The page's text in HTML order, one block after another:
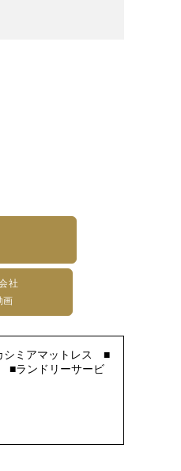
社
画
シミアマットレス ■
ランドリーサービ